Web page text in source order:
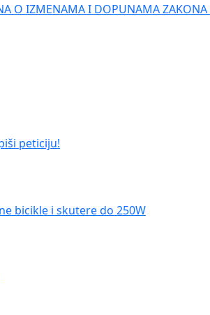
O IZMENAMA I DOPUNAMA
peticiju!
bicikle i skutere do 250W